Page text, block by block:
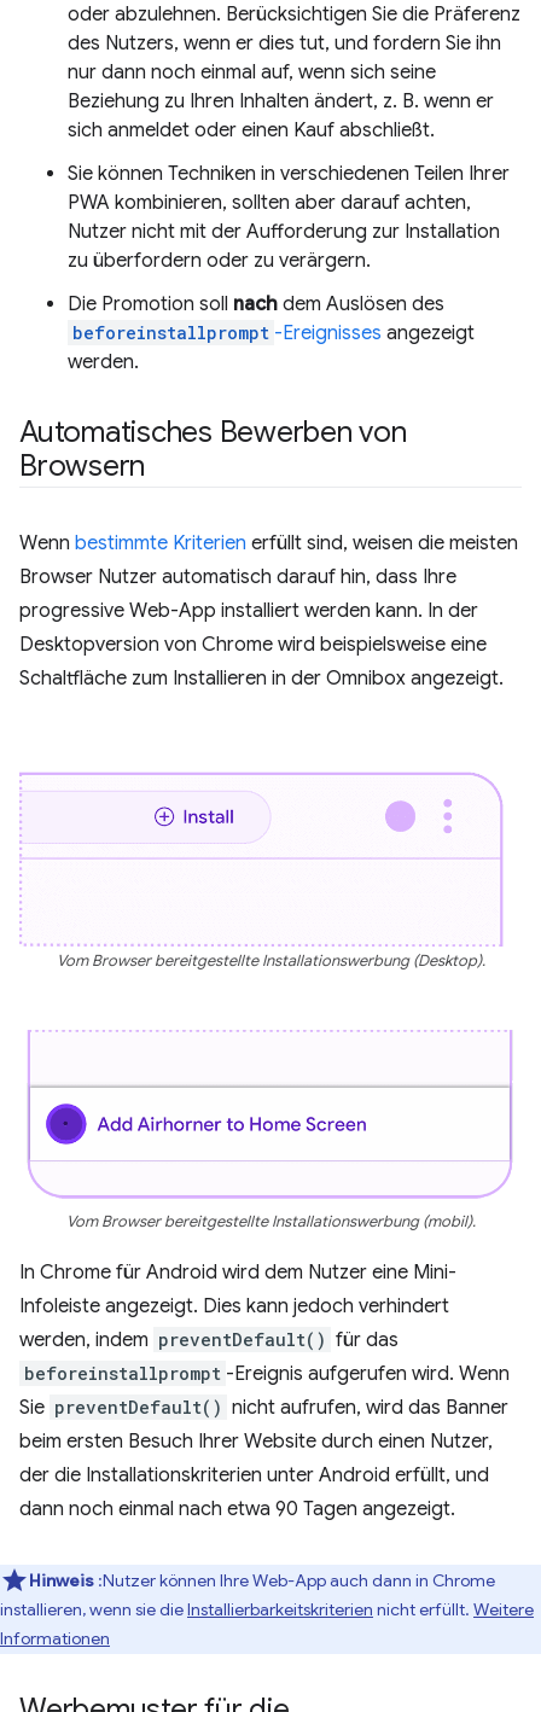
oder abzulehnen. Berücksichtigen Sie die Präferenz
des Nutzers, wenn er dies tut, und fordern Sie ihn
nur dann noch einmal auf, wenn sich seine
Beziehung zu Ihren Inhalten ändert, z. B. wenn er
sich anmeldet oder einen Kauf abschließt.
Sie können Techniken in verschiedenen Teilen Ihrer
PWA kombinieren, sollten aber darauf achten,
Nutzer nicht mit der Aufforderung zur Installation
zu überfordern oder zu verärgern.
Die Promotion soll nach dem Auslösen des
beforeinstallprompt -Ereignisses angezeigt
werden.
Automatisches Bewerben von
Browsern
Wenn bestimmte Kriterien erfüllt sind, weisen die meisten
Browser Nutzer automatisch darauf hin, dass Ihre
progressive Web-App installiert werden kann. In der
Desktopversion von Chrome wird beispielsweise eine
Schaltfläche zum Installieren in der Omnibox angezeigt.
Vom Browser bereitgestellte Installationswerbung (Desktop).
Vom Browser bereitgestellte Installationswerbung (mobil).
In Chrome für Android wird dem Nutzer eine Mini-
Infoleiste angezeigt. Dies kann jedoch verhindert
werden, indem preventDefault() für das
beforeinstallprompt -Ereignis aufgerufen wird. Wenn
Sie preventDefault() nicht aufrufen, wird das Banner
beim ersten Besuch Ihrer Website durch einen Nutzer,
der die Installationskriterien unter Android erfüllt, und
dann noch einmal nach etwa 90 Tagen angezeigt.
Hinweis :Nutzer können Ihre Web-App auch dann in Chrome
installieren, wenn sie dieInstallierbarkeitskriterien nicht erfüllt. Weitere
Informationen